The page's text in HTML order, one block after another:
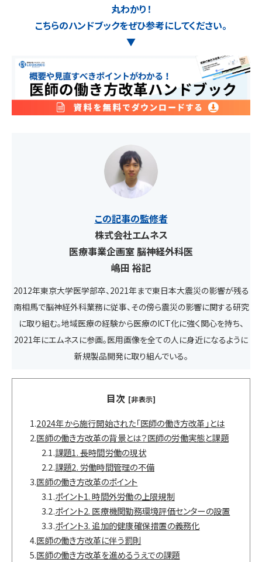
丸わかり！
こちらのハンドブックをぜひ参考にしてください。
▼
この記事の監修者
株式会社エムネス
医療事業企画室 脳神経外科医
嶋田 裕記
2012年東京大学医学部卒、2021年まで東日本大震災の影響が残る
南相馬で脳神経外科業務に従事、その傍ら震災の影響に関する研究
に取り組む。地域医療の経験から医療のICT化に強く関心を持ち、
2021年にエムネスに参画。医用画像を全ての人に身近になるように
新規製品開発に取り組んでいる。
目次 [非表示]
1.2024年から施行開始された「医師の働き方改革」とは
2.医師の働き方改革の背景とは？医師の労働実態と課題
2.1.課題1. 長時間労働の現状
2.2.課題2. 労働時間管理の不備
3.医師の働き方改革のポイント
3.1.ポイント1. 時間外労働の上限規制
3.2.ポイント2. 医療機関勤務環境評価センターの設置
3.3.ポイント3. 追加的健康確保措置の義務化
4.医師の働き方改革に伴う罰則
5.医師の働き方改革を進めるうえでの課題